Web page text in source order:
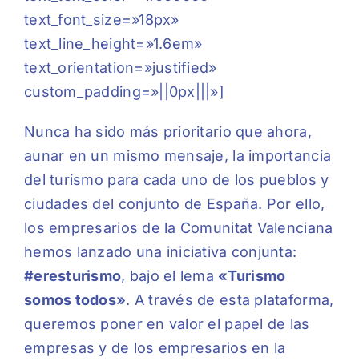
text_font_size=»18px»
text_line_height=»1.6em»
text_orientation=»justified»
custom_padding=»||0px|||»]
Nunca ha sido más prioritario que ahora,
aunar en un mismo mensaje, la importancia
del turismo para cada uno de los pueblos y
ciudades del conjunto de España. Por ello,
los empresarios de la Comunitat Valenciana
hemos lanzado una iniciativa conjunta:
#eresturismo, bajo el lema «Turismo
somos todos». A través de esta plataforma,
queremos poner en valor el papel de las
empresas y de los empresarios en la